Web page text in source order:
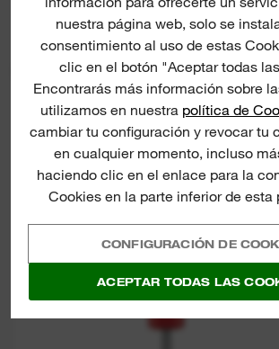
nuestra página web, solo se
consentimiento al uso de estas
clic en el botón "Aceptar todas
Encontrarás más información sobre
utilizamos en nuestra política de
cambiar tu configuración y revocar tu
en cualquier momento, incluso
haciendo clic en el enlace para la
Cookies en la parte inferior de esta
CONFIGURACIÓN DE
ACEPTAR TODAS LAS
RECOMENDACIONES DE
Hollowcore Nut Drivers